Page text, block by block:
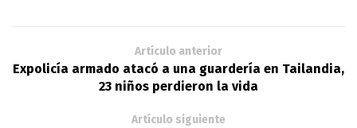
Artículo anterior
Expolicía armado atacó a una guardería en Tailandia,
23 niños perdieron la vida
Artículo siguiente